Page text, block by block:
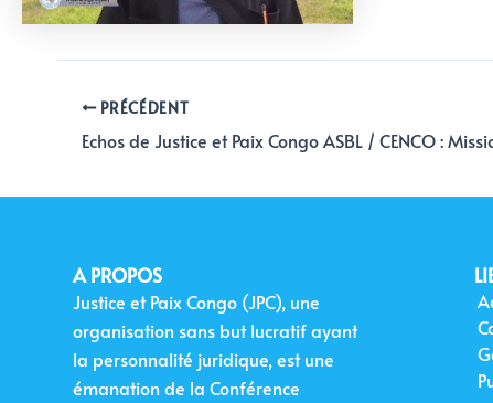
PRÉCÉDENT
A PROPOS
Justice et Paix Congo (JPC), une
organisation sans but lucratif ayant
la personnalité juridique, est une
émanation de la Conférence